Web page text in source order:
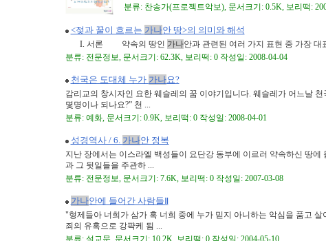
분류: 찬송가(프로젝트악보), 문서크기: 0.5K, 보리떡:
<젖과 꿀이 흐르는 가나안 땅>의 의미와 해석
I. 서론 약속의 땅인 가나안과 관련된 여러 가지 표현 중 가장
분류: 전문정보, 문서크기: 62.3K, 보리떡: 0 작성일: 2008-04-04
천국은 도대체 누가 가나요?
감리교의 창시자인 요한 웨슬레의 꿈 이야기입니다. 웨슬레가 어느날
몇명이나 되나요?” 천 ...
분류: 예화, 문서크기: 0.9K, 보리떡: 0 작성일: 2008-04-01
성경역사 / 6. 가나안 정복
지난 장에서는 이스라엘 백성들이 요단강 동부에 이르러 약속하신 땅
과 그 뒷일들을 주관하 ...
분류: 전문정보, 문서크기: 7.6K, 보리떡: 0 작성일: 2007-03-08
가나안에 들어간 사람들Ⅱ
"형제들아 너희가 삼가 혹 너희 중에 누가 믿지 아니하는 악심을 품고
죄의 유혹으로 강퍅케 됨 ...
분류: 설교문, 문서크기: 10.2K, 보리떡: 0 작성일: 2004-05-10